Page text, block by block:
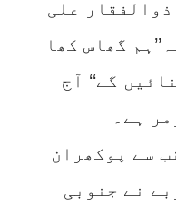
علی
گھاس کھا
گے‘‘ آج
ہے۔
سے پوکھران
نے جنوبی